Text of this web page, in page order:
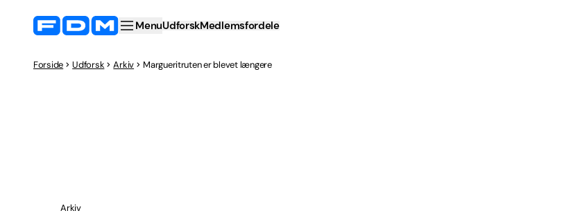
MenuUdforskMedlemsfordele
Forside Udforsk Arkiv Margueritruten er blevet længere
Arkiv